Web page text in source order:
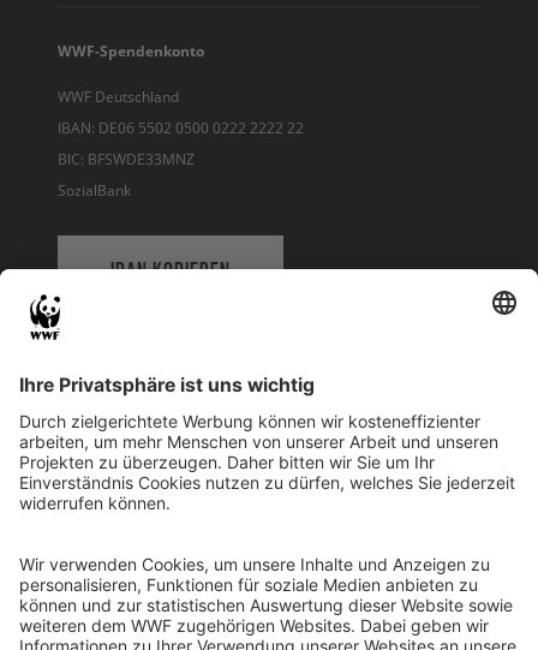
WWF-Spendenkonto
WWF Deutschland
IBAN: DE06 5502 0500 0222 2222 22
BIC: BFSWDE33MNZ
SozialBank
IBAN KOPIEREN
WWF Deutschland
Reinhardtstr. 18
10117 Berlin
Ihre Spende kann steuerlich geltend gemacht werden
Registriert als Stiftung WWF Deutschland, Senatsverwaltung für